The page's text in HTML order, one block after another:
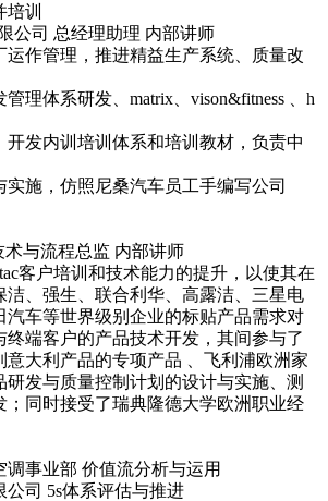
培训
公司 总经理助理 内部讲师
运作管理，推进精益生产系统、质量改
理体系研发、matrix、vison&fitness 、h
开发内训培训体系和培训教材，负责中
施，仿照尼桑汽车员工手编写公司
术与流程总监 内部讲师
客户培训和技术能力的提升，以使其在
洁、强生、联合利华、高露洁、三星电
汽车等世界级别企业的标贴产品需求对
终端客户的产品技术开发，其间参与了
意大利产品的专项产品 、飞利浦欧洲家
研发与质量控制计划的设计与实施、测
；同时接受了瑞典隆德大学欧洲职业经
调事业部 价值流分析与运用
公司 5s体系评估与推进